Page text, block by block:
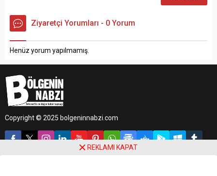
Ziyaretçi Yorumları - 0 Yorum
Henüz yorum yapılmamış.
Copyright © 2025 bolgeninnabzi.com
REKLAMI KAPAT